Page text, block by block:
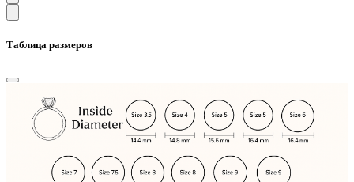
Таблица размеров